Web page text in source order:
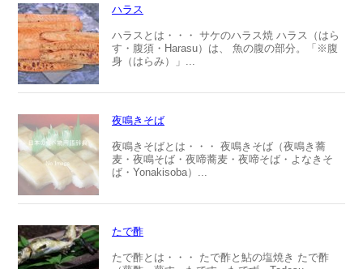
ハラス
ハラスとは・・・ サケのハラス焼 ハラス（はら
す・腹須・Harasu）は、 魚の腹の部分。「※腹
身（はらみ）」...
夜鳴きそば
夜鳴きそばとは・・・ 夜鳴きそば（夜鳴き蕎
麦・夜鳴そば・夜啼蕎麦・夜啼そば・よなきそ
ば・Yonakisoba）...
たで酢
たで酢とは・・・ たで酢と鮎の塩焼き たで酢